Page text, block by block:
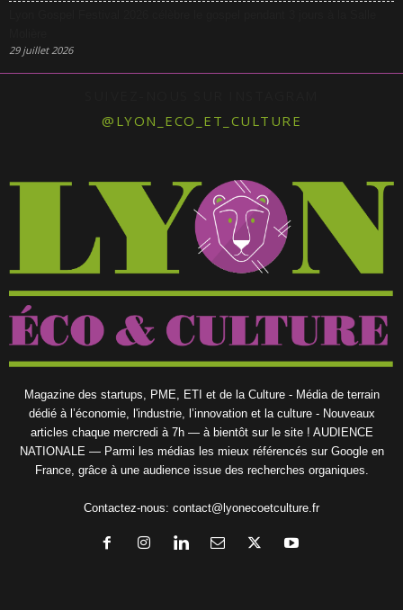
29 juillet 2026
@LYON_ECO_ET_CULTURE
Magazine des startups, PME, ETI et de la Culture - Média de terrain
dédié à l’économie, l'industrie, l’innovation et la culture - Nouveaux
articles chaque mercredi à 7h — à bientôt sur le site ! AUDIENCE
NATIONALE — Parmi les médias les mieux référencés sur Google en
France, grâce à une audience issue des recherches organiques.
Contactez-nous: contact@lyonecoetculture.fr